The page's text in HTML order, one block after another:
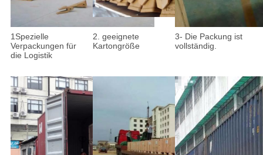
1Spezielle
Verpackungen für
die Logistik
2. geeignete
Kartongröße
3- Die Packung ist
vollständig.